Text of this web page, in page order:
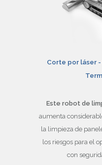
Este robot de
aumenta
la limpieza de
los riesgos para el
con
Corte por láser -